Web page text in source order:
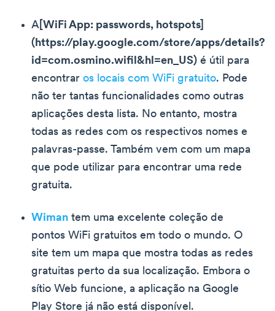
A [WiFi App: passwords, hotspots]
(https://play.google.com/store/apps/details?
id=com.osmino.wifil&hl=en_US) é útil para
encontrar os locais com WiFi gratuito. Pode
não ter tantas funcionalidades como outras
aplicações desta lista. No entanto, mostra
todas as redes com os respectivos nomes e
palavras-passe. Também vem com um mapa
que pode utilizar para encontrar uma rede
gratuita.
Wiman tem uma excelente coleção de
pontos WiFi gratuitos em todo o mundo. O
site tem um mapa que mostra todas as redes
gratuitas perto da sua localização. Embora o
sítio Web funcione, a aplicação na Google
Play Store já não está disponível.